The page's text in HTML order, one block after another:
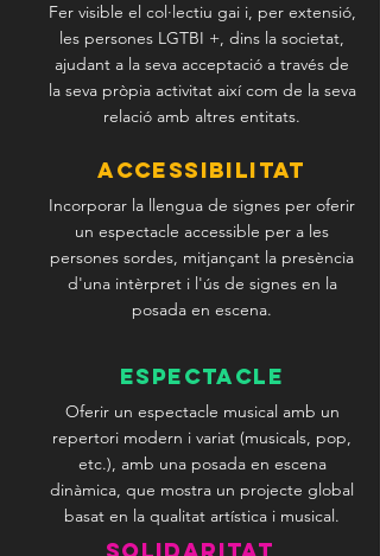
Fer visible el col·lectiu gai i, per extensió,
les persones LGTBI +, dins la societat,
ajudant a la seva acceptació a través de
la seva pròpia activitat així com de la seva
relació amb altres entitats.
ACCESSIBILITAT
Incorporar la llengua de signes per oferir
un espectacle accessible per a les
persones sordes, mitjançant la presència
d'una intèrpret i l'ús de signes en la
posada en escena.
ESPECTACLE
Oferir un espectacle musical amb un
repertori modern i variat (musicals, pop,
etc.), amb una posada en escena
dinàmica, que mostra un projecte global
basat en la qualitat artística i musical.